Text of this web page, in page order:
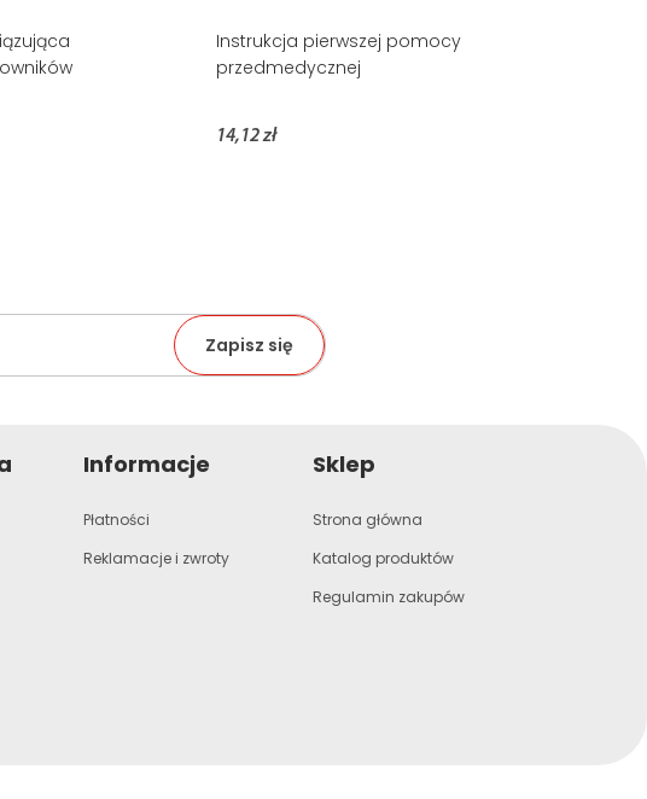
Instrukcja pierwszej pomocy
przedmedycznej
14,12 zł
Informacje
Płatności
Reklamacje i zwroty
Sklep
Strona główna
Katalog produktów
Regulamin zakupów